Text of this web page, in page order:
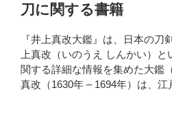
刀に関する書籍
『井上真改大鑑』は、日本の刀
上真改（いのうえ しんかい）
関する詳細な情報を集めた大鑑
真改（1630年 – 1694年）は、